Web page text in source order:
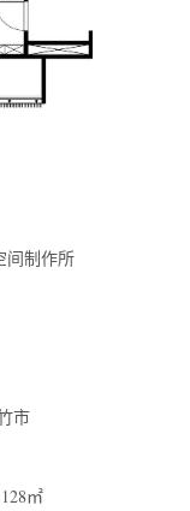
间制作所
市
㎡